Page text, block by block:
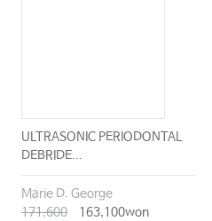
ULTRASONIC PERIODONTAL
DEBRIDE...
Marie D. George
171,600
163,100won